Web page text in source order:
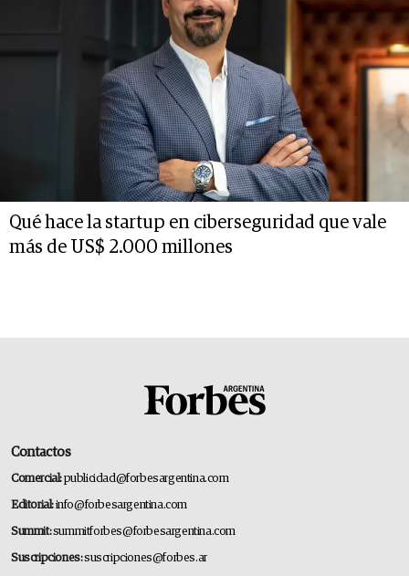
Qué hace la startup en ciberseguridad que vale
más de US$ 2.000 millones
Contactos
Comercial:publicidad@forbesargentina.com
Editorial:info@forbesargentina.com
Summit:summitforbes@forbesargentina.com
Suscripciones:suscripciones@forbes.ar